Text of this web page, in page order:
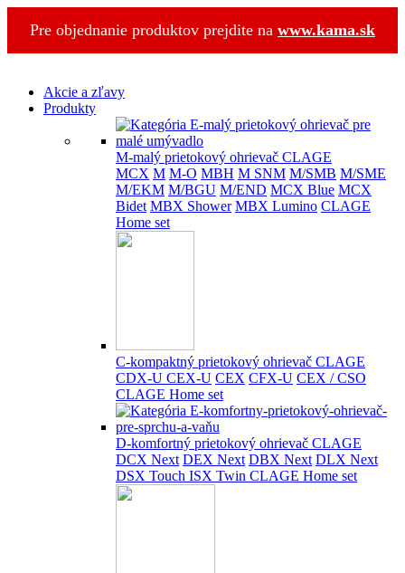
Pre objednanie produktov prejdite na www.kama.sk
Akcie a zľavy
Produkty
M-malý prietokový ohrievač CLAGE
MCX M M-O MBH M SNM M/SMB M/SME
M/EKM M/BGU M/END MCX Blue MCX
Bidet MBX Shower MBX Lumino CLAGE
Home set
C-kompaktný prietokový ohrievač CLAGE
CDX-U CEX-U CEX CFX-U CEX / CSO
CLAGE Home set
D-komfortný prietokový ohrievač CLAGE
DCX Next DEX Next DBX Next DLX Next
DSX Touch ISX Twin CLAGE Home set